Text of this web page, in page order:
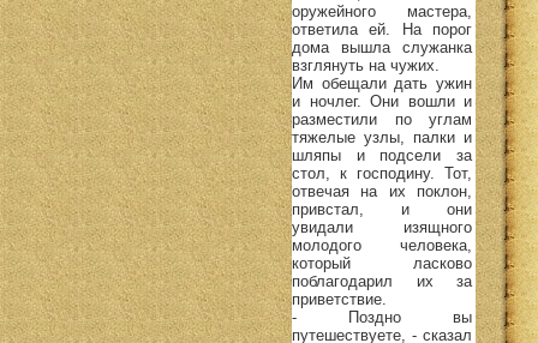
оружейного мастера,
ответила ей. На порог
дома вышла служанка
взглянуть на чужих.
Им обещали дать ужин
и ночлег. Они вошли и
разместили по углам
тяжелые узлы, палки и
шляпы и подсели за
стол, к господину. Тот,
отвечая на их поклон,
привстал, и они
увидали изящного
молодого человека,
который ласково
поблагодарил их за
приветствие.
- Поздно вы
путешествуете, - сказал